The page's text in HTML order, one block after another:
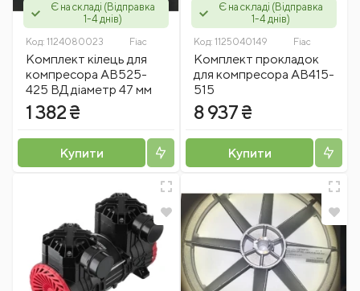
Є на складі (Відправка
1-4 днів)
Код: 1124080023 Fiac
Комплект кілець для
компресора АВ525-
425 ВД діаметр 47 мм
1 382 ₴
Купити
Є на складі (Відправка
1-4 днів)
Код: 1125040149 Fiac
Комплект прокладок
для компресора АВ415-
515
8 937 ₴
Купити